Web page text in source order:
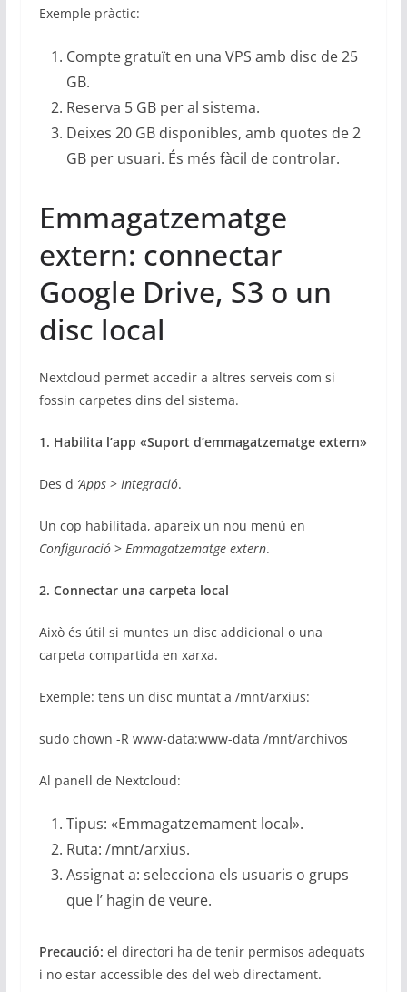
Exemple pràctic:
Compte gratuït en una VPS amb disc de 25
GB.
Reserva 5 GB per al sistema.
Deixes 20 GB disponibles, amb quotes de 2
GB per usuari. És més fàcil de controlar.
Emmagatzematge
extern: connectar
Google Drive, S3 o un
disc local
Nextcloud permet accedir a altres serveis com si
fossin carpetes dins del sistema.
1. Habilita l’app «Suport d’emmagatzematge extern»
Des d ‘Apps> Integració.
Un cop habilitada, apareix un nou menú en
Configuració> Emmagatzematge extern.
2. Connectar una carpeta local
Això és útil si muntes un disc addicional o una
carpeta compartida en xarxa.
Exemple: tens un disc muntat a /mnt/arxius:
sudo chown -R www-data:www-data /mnt/archivos
Al panell de Nextcloud:
Tipus: «Emmagatzemament local».
Ruta: /mnt/arxius.
Assignat a: selecciona els usuaris o grups
que l’ hagin de veure.
Precaució: el directori ha de tenir permisos adequats
i no estar accessible des del web directament.